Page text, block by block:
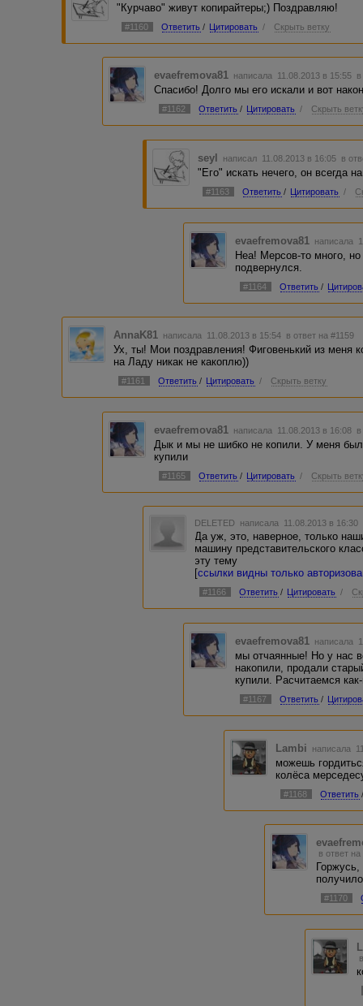
"Курчаво" живут копирайтеры;) Поздравляю!
#1160 Ответить / Цитировать / Скрыть ветку
evaefremova81 написала 11.08.2013 в 15:55
Спасибо! Долго мы его искали и вот
#1162 Ответить / Цитировать / Скрыть
seyl написал 11.08.2013 в 16:05 в
"Его" искать нечего, он всегда
#1163 Ответить / Цитировать /
evaefremova81 написала
Неа! Мерсов-то много,
подвернулся.
#1164 Ответить /
AnnaK81 написала 11.08.2013 в 15:54 в ответ на #1159
Ух, ты! Мои поздравления! Фиговенький из меня
на Ладу никак не какоплю))
#1161 Ответить / Цитировать / Скрыть ветку
evaefremova81 написала 11.08.2013 в 16:08
Дык и мы не шибко не копили. У меня
купили
#1165 Ответить / Цитировать / Скрыть
DELETED написала 11.08.2013 в 16:30
Да уж, это, наверное, только
машину представительского
эту тему
[ссылки видны только
#1166 Ответить / Цитировать /
evaefremova81 написала
мы отчаянные! Но у нас
накопили, продали
купили. Расчитаемся
#1167 Ответить /
Lambi написала
можешь
колёса
#1168 Ответить
в ответ
#1170